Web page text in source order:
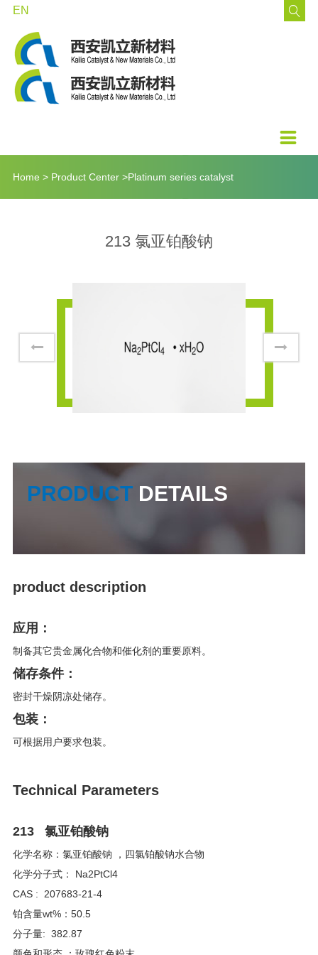
EN 
About Us
Company Profile
Culture
Technology Center
Current Technology
Future Directions
Product center
Palladium series of catalysts
Platinum series catalyst
Investor Portal
Public Announcement
Investor Interaction
Customer Support
Download
Online Message
Join Us
Job Recruitment
Resume delivery

Home > Product Center >Platinum series catalyst
213 氯亚铂酸钠
PRODUCTDETAILS
product description
应用：
制备其它贵金属化合物和催化剂的重要原料。
储存条件：
密封干燥阴凉处储存。
包装：
可根据用户要求包装。
Technical Parameters
213 氯亚铂酸钠
化学名称：氯亚铂酸钠 ，四氯铂酸钠水合物
化学分子式： Na2PtCl4
CAS : 207683-21-4
铂含量wt%：50.5
分子量: 382.87